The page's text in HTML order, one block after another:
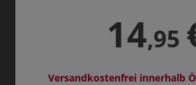
14,95
Versandkostenfrei innerhalb